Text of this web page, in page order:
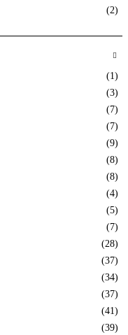
(2)
(1)
(3)
(7)
(7)
(9)
(8)
(8)
(4)
(5)
(7)
(28)
(37)
(34)
(37)
(41)
(39)